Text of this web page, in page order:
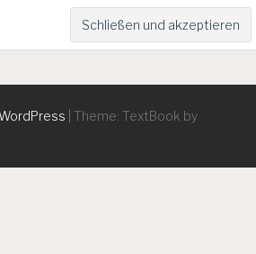
Theme: TextBook by